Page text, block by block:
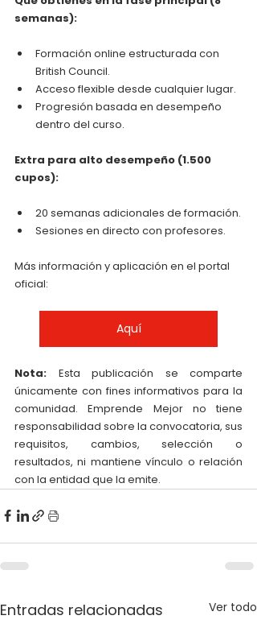
semanas):
Formación online estructurada con
British Council.
Acceso flexible desde cualquier lugar.
Progresión basada en desempeño
dentro del curso.
Extra para alto desempeño (1.500
cupos):
20 semanas adicionales de formación.
Sesiones en directo con profesores.
Más información y aplicación en el portal
oficial:
Aquí
Nota: Esta publicación se comparte
únicamente con fines informativos para la
comunidad. Emprende Mejor no tiene
responsabilidad sobre la convocatoria, sus
requisitos, cambios, selección o
resultados, ni mantiene vínculo o relación
con la entidad que la emite.
Entradas relacionadas Ver todo